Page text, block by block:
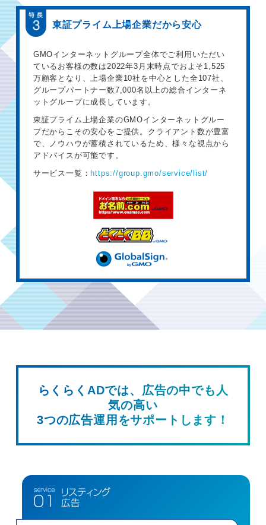
東証プライム上場企業だから安心
GMOインターネットグループ全体でご利用いただい
ているお客様の数は2022年3月末時点でおよそ1,525
万顧客となり、上場企業10社を中心とした全107社、
グループパートナー数7,000名以上の総合インターネ
ットグループに成長しています。
東証プライム上場企業のGMOインターネットグルー
プだからこその安心をご提供。クライアント数が豊富
で、ノウハウが蓄積されているため、様々な視点から
アドバイスが可能です。
サービス一覧：https://group.gmo/service/list/
らくらくADでは、広告の中でも人
気の高い
3つの広告運用をサポートします！